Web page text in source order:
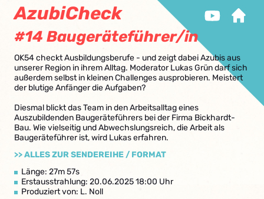
AzubiCheck
#14 Baugeräteführer/in
OK54 checkt Ausbildungsberufe - und zeigt dabei Azubis aus
unserer Region in ihrem Alltag. Moderator Lukas Grün darf sich
außerdem selbst in kleinen Challenges ausprobieren. Meistert
der blutige Anfänger die Aufgaben?
Diesmal blickt das Team in den Arbeitsalltag eines
Auszubildenden Baugeräteführers bei der Firma Bickhardt-
Bau. Wie vielseitig und Abwechslungsreich, die Arbeit als
Baugeräteführer ist, wird Lukas erfahren.
>> ALLES ZUR SENDEREIHE / FORMAT
Länge: 27m 57s
Erstausstrahlung: 20.06.2025 18:00 Uhr
Produziert von: L. Noll